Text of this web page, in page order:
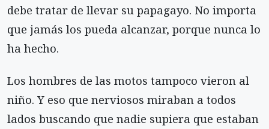
debe tratar de llevar su papagayo. No importa
que jamás los pueda alcanzar, porque nunca lo
ha hecho.
Los hombres de las motos tampoco vieron al
niño. Y eso que nerviosos miraban a todos
lados buscando que nadie supiera que estaban